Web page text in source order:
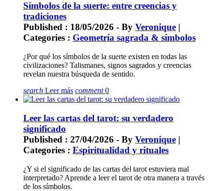
Símbolos de la suerte: entre creencias y
tradiciones
Published : 18/05/2026 - By Veronique |
Categories : Geometría sagrada & símbolos
¿Por qué los símbolos de la suerte existen en todas las
civilizaciones? Talismanes, signos sagrados y creencias
revelan nuestra búsqueda de sentido.
search Leer más comment0
Leer las cartas del tarot: su verdadero
significado
Published : 27/04/2026 - By Veronique |
Categories : Espiritualidad y rituales
¿Y si el significado de las cartas del tarot estuviera mal
interpretado? Aprende a leer el tarot de otra manera a través
de los símbolos.